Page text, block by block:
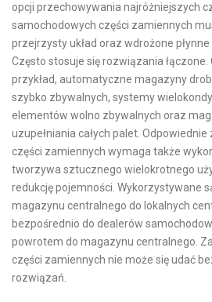
opcji przechowywania najróżniejszych
samochodowych części zamiennych
przejrzysty układ oraz wdrożone
Często stosuje się rozwiązania łączone.
przykład, automatyczne magazyny
szybko zbywalnych, systemy
elementów wolno zbywalnych oraz
uzupełniania całych palet.
części zamiennych wymaga także
tworzywa sztucznego wielokrotnego
redukcję pojemności. Wykorzystywane
magazynu centralnego do lokalnych
bezpośrednio do dealerów
powrotem do magazynu centralnego.
części zamiennych nie może się udać
rozwiązań.